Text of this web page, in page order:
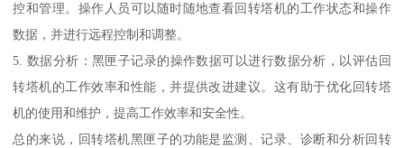
控和管理。操作人员可以随时随地查看回转塔机的工作状态和操作
数据，并进行远程控制和调整。
5. 数据分析：黑匣子记录的操作数据可以进行数据分析，以评估回
转塔机的工作效率和性能，并提供改进建议。这有助于优化回转塔
机的使用和维护，提高工作效率和安全性。
总的来说，回转塔机黑匣子的功能是监测、记录、诊断和分析回转